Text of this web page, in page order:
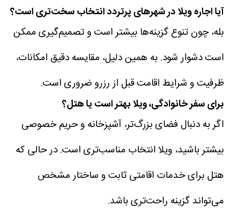
آیا اجاره ویلا در شهرهای پرتردد انتخاب سخت‌تری است؟
بله، چون تنوع گزینه‌ها بیشتر است و تصمیم‌گیری ممکن
است دشوار شود. به همین دلیل، مقایسه دقیق امکانات،
ظرفیت و شرایط اقامت قبل از رزرو ضروری است.
برای سفر خانوادگی، ویلا بهتر است یا هتل؟
اگر به دنبال فضای بزرگ‌تر، آشپزخانه و حریم خصوصی
بیشتر باشید، ویلا انتخاب مناسب‌تری است. در حالی که
هتل برای خدمات اقامتی ثابت و ساختار مشخص
می‌تواند گزینه راحت‌تری باشد.